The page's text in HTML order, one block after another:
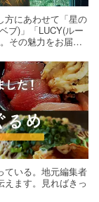
方にあわせて「星の
ブ)」「LUCY(ルー
その魅力をお届け
ている。地元編集者
ます。見ればきっ